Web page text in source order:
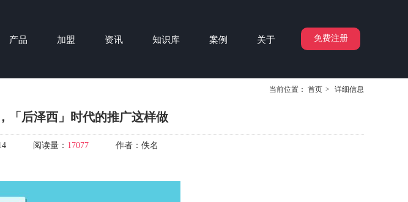
免费注册
产品 加盟 资讯 知识库 案例 关于
当前位置： 首页 > 详细信息
「后泽西」时代的推广这样做
阅读量： 17077 作者： 佚名